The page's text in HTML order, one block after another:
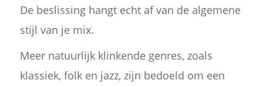
De beslissing hangt echt af van de algemene
stijl van je mix.
Meer natuurlijk klinkende genres, zoals
klassiek, folk en jazz, zijn bedoeld om een